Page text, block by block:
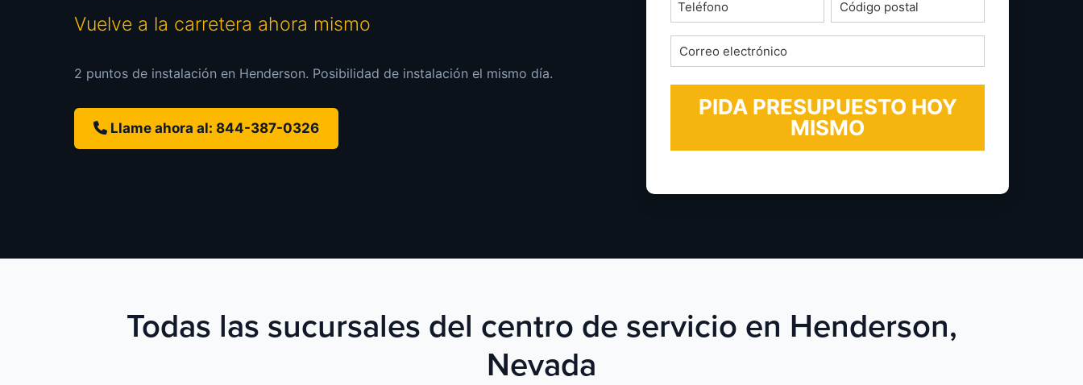
Vuelve a la carretera ahora mismo
2 puntos de instalación en Henderson. Posibilidad de instalación el mismo día.
Llame ahora al: 844-387-0326
*
postal
Correo
electrónico
*
Todas las sucursales del centro de servicio en Henderson,
Nevada